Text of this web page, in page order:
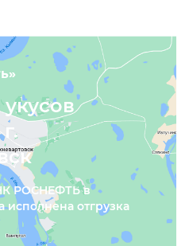
РОСНЕФТЬ в
исполнена отгрузка